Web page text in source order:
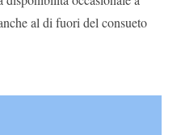
al di fuori del consueto